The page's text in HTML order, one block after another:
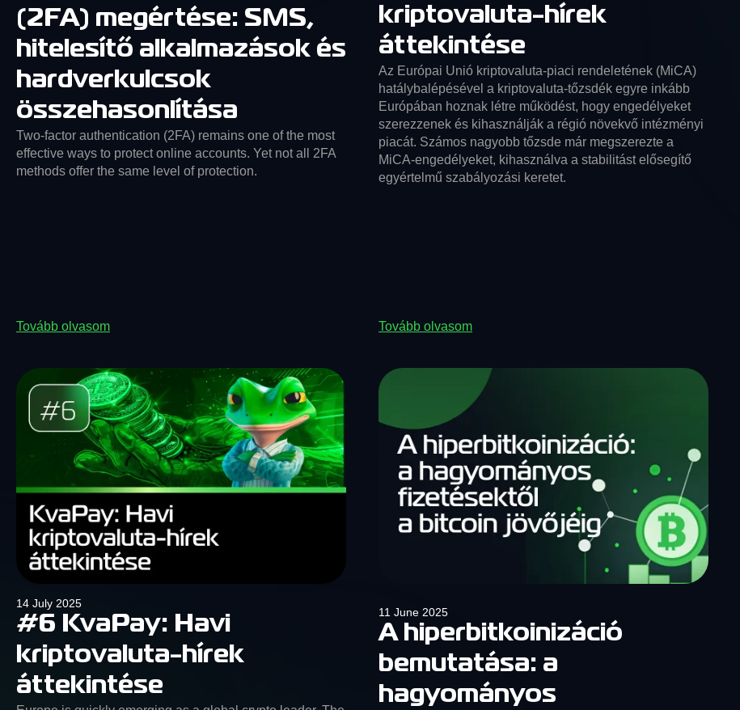
(2FA) megértése: SMS,
hitelesítő alkalmazások és
hardverkulcsok
összehasonlítása
Two-factor authentication (2FA) remains one of the most
effective ways to protect online accounts. Yet not all 2FA
methods offer the same level of protection.
Tovább olvasom
kriptovaluta-hírek
áttekintése
Az Európai Unió kriptovaluta-piaci rendeletének (MiCA)
hatálybalépésével a kriptovaluta-tőzsdék egyre inkább
Európában hoznak létre működést, hogy engedélyeket
szerezzenek és kihasználják a régió növekvő intézményi
piacát. Számos nagyobb tőzsde már megszerezte a
MiCA-engedélyeket, kihasználva a stabilitást elősegítő
egyértelmű szabályozási keretet.
Tovább olvasom
14 July 2025
#6 KvaPay: Havi
kriptovaluta-hírek
áttekintése
11 June 2025
A hiperbitkoinizáció
bemutatása: a
hagyományos